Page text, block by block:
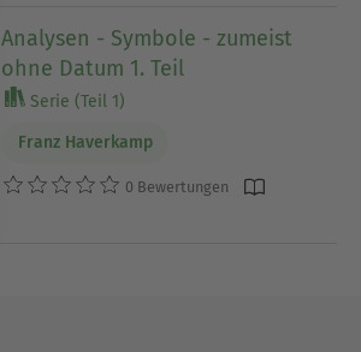
Analysen - Symbole - zumeist
ohne Datum 1. Teil
Serie (Teil 1)
Franz Haverkamp
0 Bewertungen